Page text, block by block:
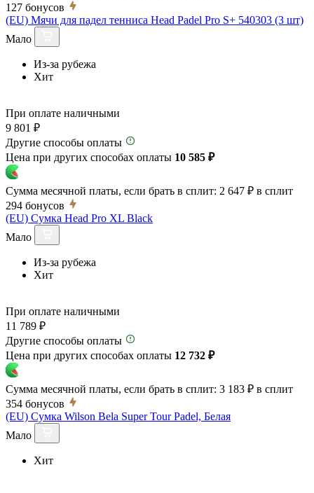
127 бонусов
(EU) Мячи для падел тенниса Head Padel Pro S+ 540303 (3 шт)
Мало
Из-за рубежа
Хит
При оплате наличными
9 801 ₽
Другие способы оплаты
Цена при других способах оплаты 10 585 ₽
Сумма месячной платы, если брать в сплит: 2 647 ₽ в сплит
294 бонусов
(EU) Сумка Head Pro XL Black
Мало
Из-за рубежа
Хит
При оплате наличными
11 789 ₽
Другие способы оплаты
Цена при других способах оплаты 12 732 ₽
Сумма месячной платы, если брать в сплит: 3 183 ₽ в сплит
354 бонусов
(EU) Сумка Wilson Bela Super Tour Padel, Белая
Мало
Хит